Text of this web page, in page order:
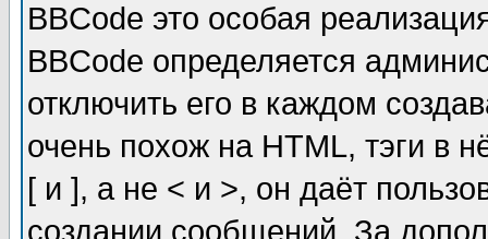
BBCode это особая
BBCode определяется
отключить его в каждом
очень похож на HTML, тэги в
[ и ], а не < и >, он даёт
создании сообщений. За